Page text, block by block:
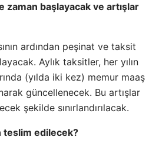
zaman başlayacak ve artışlar
ardından peşinat ve taksit
Aylık taksitler, her yılın
(yılda iki kez) memur maaş
güncellenecek. Bu artışlar
şekilde sınırlandırılacak.
teslim edilecek?